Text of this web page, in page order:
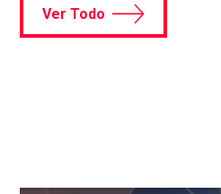
Ver Todo